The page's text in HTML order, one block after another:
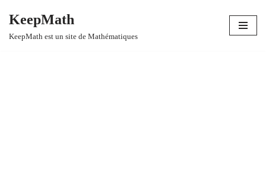
Aller
KeepMath
KeepMath est un site de Mathématiques